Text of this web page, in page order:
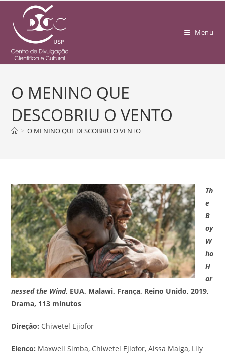
Menu
O MENINO QUE
DESCOBRIU O VENTO
> O MENINO QUE DESCOBRIU O VENTO
Th
e
B
oy
W
ho
H
ar
nessed the Wind, EUA, Malawi, França, Reino Unido, 2019,
Drama, 113 minutos
Direção: Chiwetel Ejiofor
Elenco: Maxwell Simba, Chiwetel Ejiofor, Aissa Maiga, Lily